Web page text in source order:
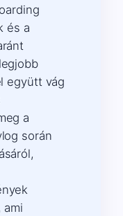
és a
együtt vág
a
során
ami